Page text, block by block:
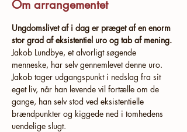
Om arrangementet
Ungdomslivet af i dag er præget af en enorm
stor grad af eksistentiel uro og tab af mening.
Jakob Lundbye, et alvorligt søgende
menneske, har selv gennemlevet denne uro.
Jakob tager udgangspunkt i nedslag fra sit
eget liv, når han levende vil fortælle om de
gange, han selv stod ved eksistentielle
brændpunkter og kiggede ned i tomhedens
uendelige slugt.